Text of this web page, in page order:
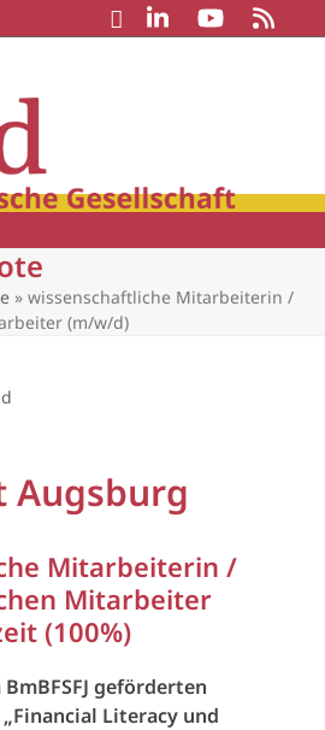
»wissenschaftliche Mitarbeiterin /
(m/w/d)
Augsburg
Mitarbeiterin /
Mitarbeiter
(100%)
geförderten
Literacy und